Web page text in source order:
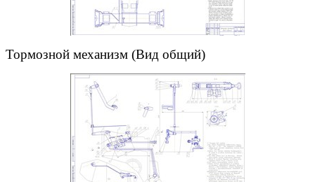
Тормозной механизм (Вид общий)